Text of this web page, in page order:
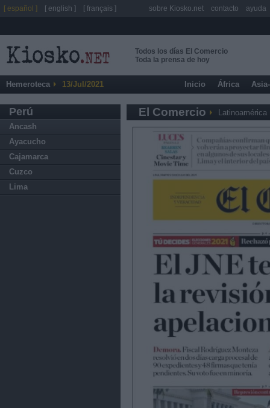
Todos los días El Comercio
Toda la prensa de hoy
Hemeroteca 13/Jul/2021 Inicio África
Perú
Ancash
Ayacucho
Cajamarca
Cuzco
Lima
El Comercio Latinoamérica
[ español ] [ english ] [ français ] sobre Kiosko.net contacto ayuda